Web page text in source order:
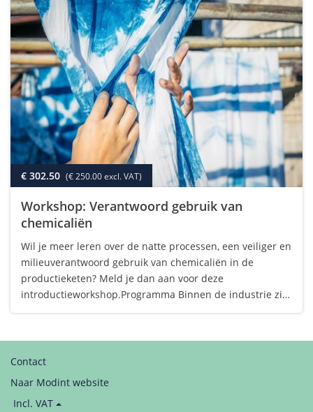
€ 302.50 (€ 250.00 excl. VAT)
Workshop: Verantwoord gebruik van
chemicaliën
Wil je meer leren over de natte processen, een veiliger en
milieuverantwoord gebruik van chemicaliën in de
productieketen? Meld je dan aan voor deze
introductieworkshop.Programma Binnen de industrie zijn
Contact
Naar Modint website
Price
Incl. VAT